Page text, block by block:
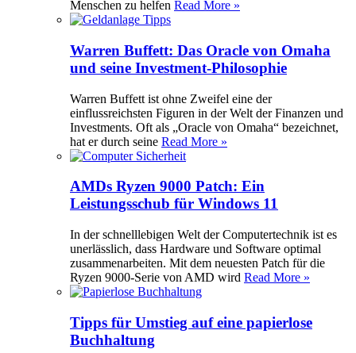
Menschen zu helfen Read More »
Warren Buffett: Das Oracle von Omaha
und seine Investment-Philosophie
Warren Buffett ist ohne Zweifel eine der
einflussreichsten Figuren in der Welt der Finanzen und
Investments. Oft als „Oracle von Omaha“ bezeichnet,
hat er durch seine Read More »
AMDs Ryzen 9000 Patch: Ein
Leistungsschub für Windows 11
In der schnelllebigen Welt der Computertechnik ist es
unerlässlich, dass Hardware und Software optimal
zusammenarbeiten. Mit dem neuesten Patch für die
Ryzen 9000-Serie von AMD wird Read More »
Tipps für Umstieg auf eine papierlose
Buchhaltung